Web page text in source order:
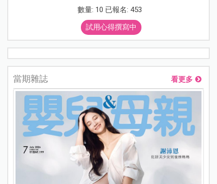
數量: 10 已報名: 453
試用心得撰寫中
當期雜誌 看更多